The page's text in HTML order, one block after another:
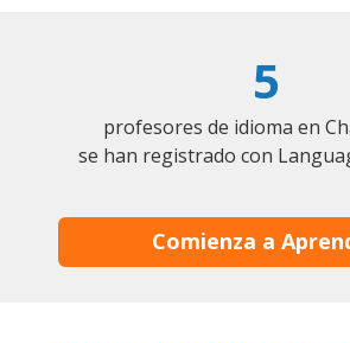
5
profesores de idioma en
se han registrado con
Comienza a